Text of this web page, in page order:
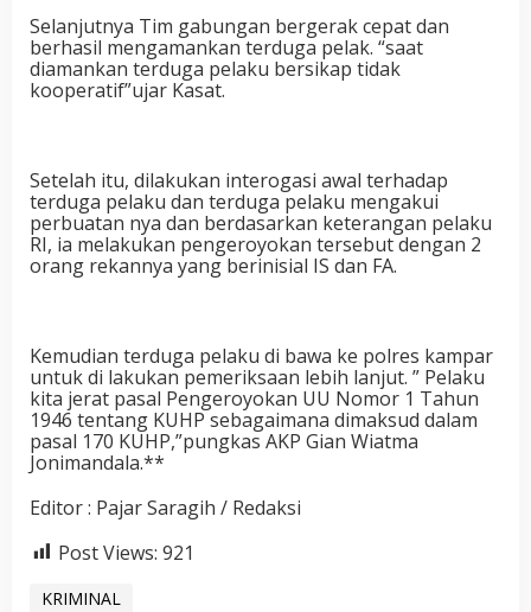
Selanjutnya Tim gabungan bergerak cepat dan
berhasil mengamankan terduga pelak. “saat
diamankan terduga pelaku bersikap tidak
kooperatif”ujar Kasat.
Setelah itu, dilakukan interogasi awal terhadap
terduga pelaku dan terduga pelaku mengakui
perbuatan nya dan berdasarkan keterangan pelaku
RI, ia melakukan pengeroyokan tersebut dengan 2
orang rekannya yang berinisial IS dan FA.
Kemudian terduga pelaku di bawa ke polres kampar
untuk di lakukan pemeriksaan lebih lanjut. ” Pelaku
kita jerat pasal Pengeroyokan UU Nomor 1 Tahun
1946 tentang KUHP sebagaimana dimaksud dalam
pasal 170 KUHP,”pungkas AKP Gian Wiatma
Jonimandala.**
Editor : Pajar Saragih / Redaksi
Post Views: 921
KRIMINAL